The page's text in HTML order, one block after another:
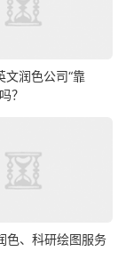
文润色公司“靠
？
色、科研绘图服务